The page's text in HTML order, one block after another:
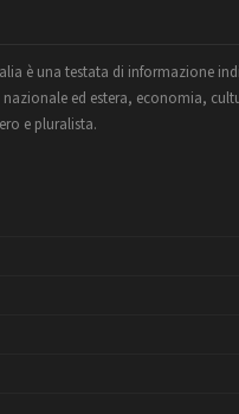
è una testata di informazione
ed estera, economia,
e pluralista.